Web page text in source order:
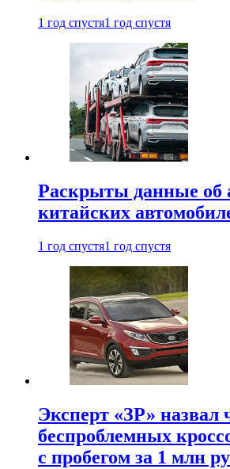
1 год спустя1 год спустя
Раскрыты данные об
китайских
1 год спустя1 год спустя
Эксперт «ЗР» назвал
беспроблемных
с пробегом за 1 млн